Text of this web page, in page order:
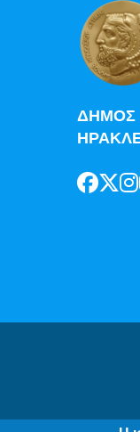
ΔΗΜΟΣ